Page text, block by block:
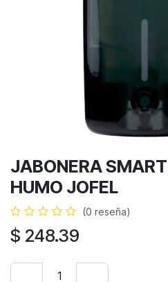
JABONERA
HUMO JOFEL
(0 reseña)
$ 248.39